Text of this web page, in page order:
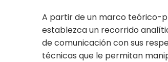
A partir de un marco teórico-
establezca un recorrido
de comunicación con sus
técnicas que le permitan